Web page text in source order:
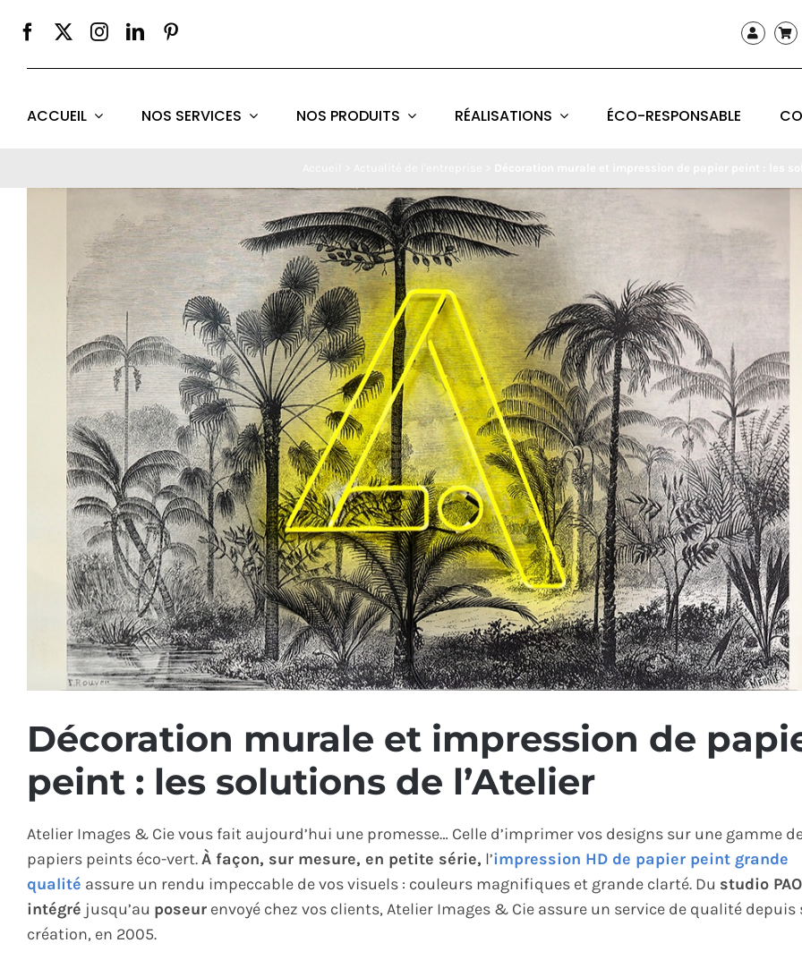
ACCUEIL NOS SERVICES NOS PRODUITS RÉALISATIONS ÉCO-RESPONSABLE
agrandie
Décoration murale et impression de
peint : les solutions de l’Atelier
Atelier Images & Cie vous fait aujourd’hui une promesse… Celle d’imprimer vos designs sur une gamme
papiers peints éco-vert.À façon, sur mesure, en petite série, l’impression HD de papier peint grande
qualité assure un rendu impeccable de vos visuels : couleurs magnifiques et grande clarté. Du studio PAO
intégré jusqu’au poseur envoyé chez vos clients, Atelier Images & Cie assure un service de qualité depuis
création, en 2005.